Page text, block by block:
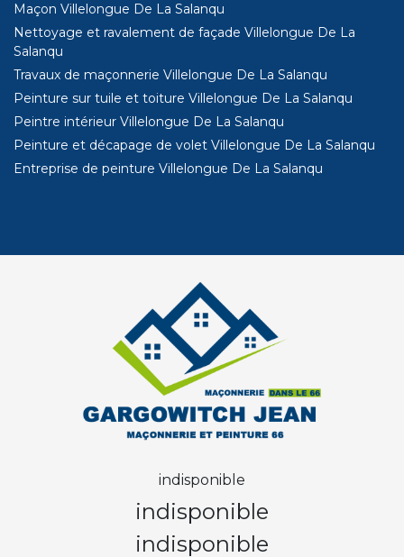
Maçon Villelongue De La Salanqu
Nettoyage et ravalement de façade Villelongue De La
Salanqu
Travaux de maçonnerie Villelongue De La Salanqu
Peinture sur tuile et toiture Villelongue De La Salanqu
Peintre intérieur Villelongue De La Salanqu
Peinture et décapage de volet Villelongue De La Salanqu
Entreprise de peinture Villelongue De La Salanqu
indisponible
indisponible
indisponible